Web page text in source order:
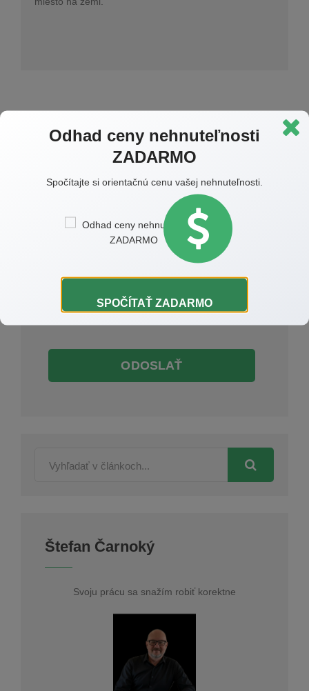
Prihláste sa k odberu
Raz do mesiaca tipy a rady e-mailom zadarmo
ODOSLAŤ
Štefan Čarnoký
Svoju prácu sa snažím robiť korektne
Odhad ceny nehnuteľnosti
ZADARMO
Spočítajte si orientačnú cenu vašej nehnuteľnosti.
SPOČÍTAŤ ZADARMO